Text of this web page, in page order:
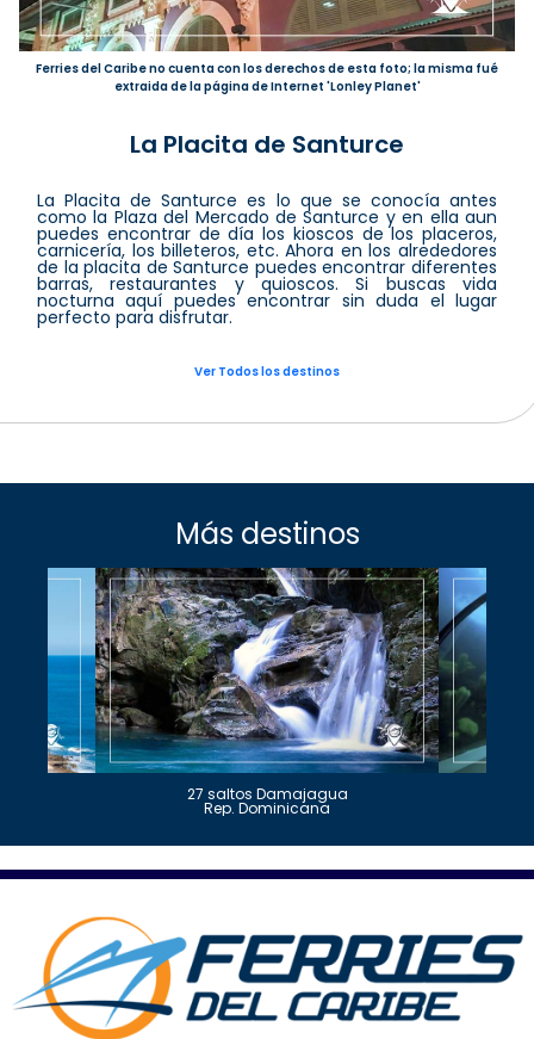
Ferries del Caribe no cuenta con los derechos de esta foto; la misma fué
extraida de la página de Internet 'Lonley Planet'
La Placita de Santurce
La Placita de Santurce es lo que se conocía antes
como la Plaza del Mercado de Santurce y en ella aun
puedes encontrar de día los kioscos de los placeros,
carnicería, los billeteros, etc. Ahora en los alrededores
de la placita de Santurce puedes encontrar diferentes
barras, restaurantes y quioscos. Si buscas vida
nocturna aquí puedes encontrar sin duda el lugar
perfecto para disfrutar.
Ver Todos los destinos
Más destinos
27 saltos Damajagua
Rep. Dominicana